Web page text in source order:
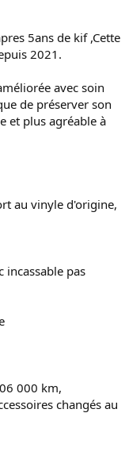
5ans de kif ,Cette
2021.
avec soin
de préserver son
et plus agréable à
au vinyle d'origine,
incassable pas
000 km,
changés au